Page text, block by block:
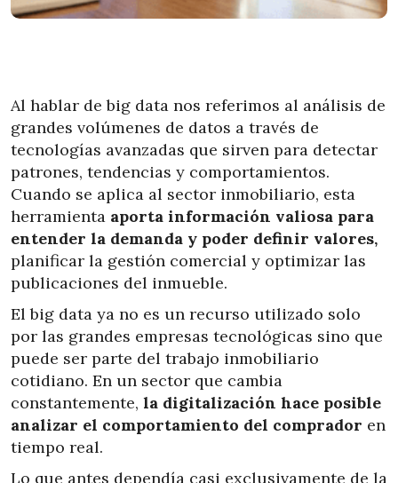
Al hablar de big data nos referimos al análisis de
grandes volúmenes de datos a través de
tecnologías avanzadas que sirven para detectar
patrones, tendencias y comportamientos.
Cuando se aplica al sector inmobiliario, esta
herramienta aporta información valiosa para
entender la demanda y poder definir valores,
planificar la gestión comercial y optimizar las
publicaciones del inmueble.
El big data ya no es un recurso utilizado solo
por las grandes empresas tecnológicas sino que
puede ser parte del trabajo inmobiliario
cotidiano. En un sector que cambia
constantemente, la digitalización hace posible
analizar el comportamiento del comprador en
tiempo real.
Lo que antes dependía casi exclusivamente de la